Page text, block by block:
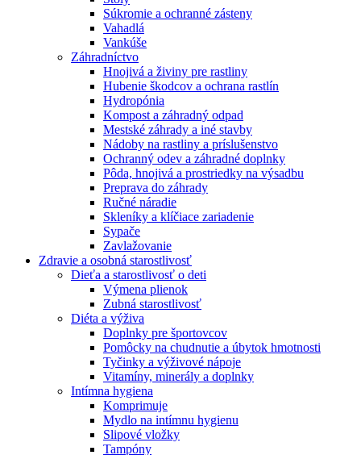
Súkromie a ochranné zásteny
Vahadlá
Vankúše
Záhradníctvo
Hnojivá a živiny pre rastliny
Hubenie škodcov a ochrana rastlín
Hydropónia
Kompost a záhradný odpad
Mestské záhrady a iné stavby
Nádoby na rastliny a príslušenstvo
Ochranný odev a záhradné doplnky
Pôda, hnojivá a prostriedky na výsadbu
Preprava do záhrady
Ručné náradie
Skleníky a klíčiace zariadenie
Sypače
Zavlažovanie
Zdravie a osobná starostlivosť
Dieťa a starostlivosť o deti
Výmena plienok
Zubná starostlivosť
Diéta a výživa
Doplnky pre športovcov
Pomôcky na chudnutie a úbytok hmotnosti
Tyčinky a výživové nápoje
Vitamíny, minerály a doplnky
Intímna hygiena
Komprimuje
Mydlo na intímnu hygienu
Slipové vložky
Tampóny